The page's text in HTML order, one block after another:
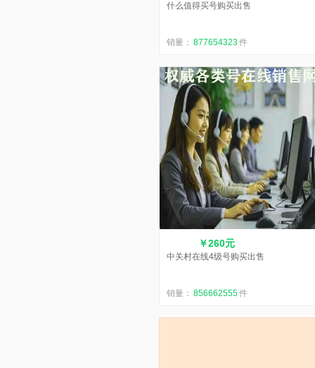
什么值得买号购买出售
销量： 877654323件
￥260元
中关村在线4级号购买出售
销量： 856662555件